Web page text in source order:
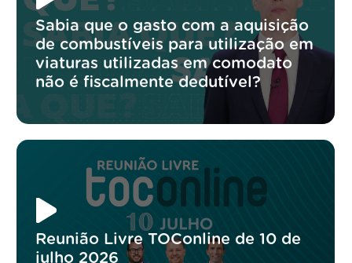
Sabia que o gasto com a aquisição
de combustíveis para utilização em
viaturas utilizadas em comodato
não é fiscalmente dedutível?
Reunião Livre TOConline de 10 de
julho 2026